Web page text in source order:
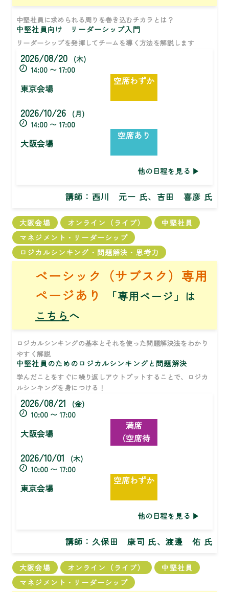
中堅社員に求められる周りを巻き込むチカラとは？
中堅社員向け リーダーシップ入門
リーダーシップを発揮してチームを導く方法を解説します
2026/08/20
(木)
14:00 〜 17:00
東京会場
空席わずか
2026/10/26
(月)
14:00 〜 17:00
大阪会場
空席あり
他の日程を見る
講師： 西川 元一 氏、吉田 喜彦 氏
大阪会場 オンライン（ライブ）
中堅社員
マネジメント・リーダーシップ
ロジカルシンキング・問題解決・思考力
ベーシック（サブスク）専用
ページあり
「専用ページ」は
こちら へ
ロジカルシンキングの基本とそれを使った問題解決法をわかり
やすく解説
中堅社員のためのロジカルシンキングと問題解決
学んだことをすぐに繰り返しアウトプットすることで、ロジカ
ルシンキングを身につける！
2026/08/21
(金)
10:00 〜 17:00
大阪会場
満席
（空席待
2026/10/01
(木)
10:00 〜 17:00
東京会場
空席わずか
他の日程を見る
講師： 久保田 康司 氏、渡邊 佑 氏
大阪会場 オンライン（ライブ）
中堅社員
マネジメント・リーダーシップ